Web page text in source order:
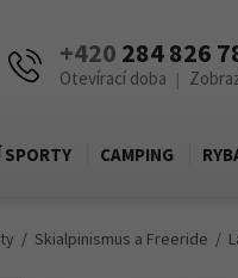
+420 284 826
Otevírací doba |
SPORTY CAMPING
Skialpinismus a Freeride